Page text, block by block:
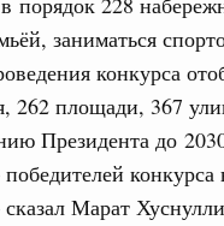
заниматься
конкурса
262 площади, 367
Президента до
Марат
Федерации.
и обновили
территорий